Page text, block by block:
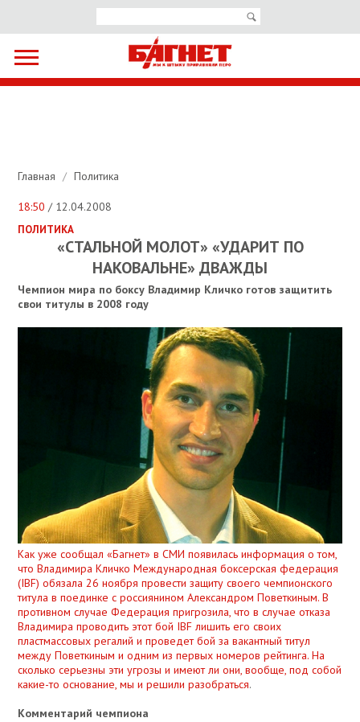
Главная / Политика
18:50 / 12.04.2008
ПОЛИТИКА
«СТАЛЬНОЙ МОЛОТ» «УДАРИТ ПО
НАКОВАЛЬНЕ» ДВАЖДЫ
Чемпион мира по боксу Владимир Кличко готов защитить
свои титулы в 2008 году
Как уже сообщал «Багнет» в СМИ появилась информация о том,
что Владимира Кличко Международная боксерская федерация
(IBF) обязала 26 ноября провести защиту своего чемпионского
титула в поединке с россиянином Александром Поветкиным. В
противном случае Федерация пригрозила, что в случае отказа
Владимира проводить этот бой IBF лишить его своих
пластмассовых регалий и проведет бой за вакантный титул
между Поветкиным и одним из первых номеров рейтинга. На
сколько серьезны эти угрозы и имеют ли они, вообще, под собой
какие-то основание, мы и решили разобраться.
Комментарий чемпиона